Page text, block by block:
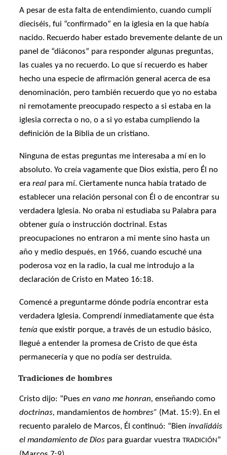
A pesar de esta falta de entendimiento, cuando cumplí
dieciséis, fui “confirmado” en la iglesia en la que había
nacido. Recuerdo haber estado brevemente delante de un
panel de “diáconos” para responder algunas preguntas,
las cuales ya no recuerdo. Lo que sí recuerdo es haber
hecho una especie de afirmación general acerca de esa
denominación, pero también recuerdo que yo no estaba
ni remotamente preocupado respecto a si estaba en la
iglesia correcta o no, o a si yo estaba cumpliendo la
definición de la Biblia de un cristiano.
Ninguna de estas preguntas me interesaba a mí en lo
absoluto. Yo creía vagamente que Dios existía, pero Él no
erareal para mí. Ciertamente nunca había tratado de
establecer una relación personal con Él o de encontrar su
verdadera Iglesia. No oraba ni estudiaba su Palabra para
obtener guía o instrucción doctrinal. Estas
preocupaciones no entraron a mi mente sino hasta un
año y medio después, en 1966, cuando escuché una
poderosa voz en la radio, la cual me introdujo a la
declaración de Cristo en Mateo 16:18.
Comencé a preguntarme dónde podría encontrar esta
verdadera Iglesia. Comprendí inmediatamente que ésta
tenía que existir porque, a través de un estudio básico,
llegué a entender la promesa de Cristo de que ésta
permanecería y que no podía ser destruida.
Tradiciones de hombres
Cristo dijo: “Puesen vano me honran, enseñando como
doctrinas, mandamientos dehombres” (Mat. 15:9). En el
recuento paralelo de Marcos, Él continuó: “Bieninvalidáis
el mandamiento de Dios para guardar vuestraTRADICIÓN”